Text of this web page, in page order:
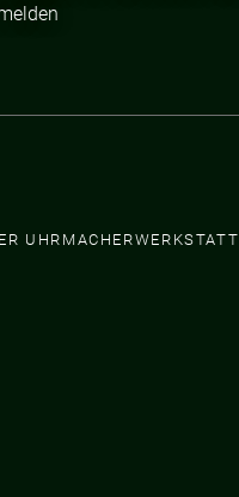
UHRMACHERWERKSTATT